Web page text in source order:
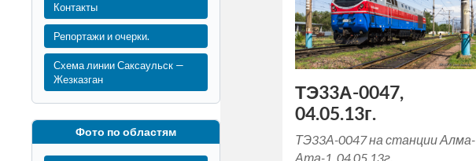
Контакты
Репортажи и очерки.
Схема линии Саксаульск —
Жезказган
Фото по областям
ТЭ33А-0047,
04.05.13г.
ТЭ33А-0047 на станции Алма-
Ата-1, 04.05.13г.